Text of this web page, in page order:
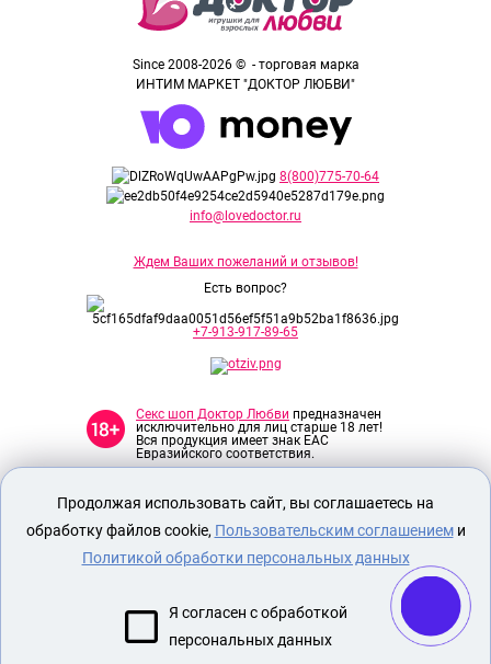
Since 2008-2026 © - торговая марка
ИНТИМ МАРКЕТ "ДОКТОР ЛЮБВИ"
8(800)775-70-64
info@lovedoctor.ru
Ждем Ваших пожеланий и отзывов!
Есть вопрос?
+7-913-917-89-65
Секс шоп Доктор Любви предназначен
исключительно для лиц старше 18 лет!
Вся продукция имеет знак EAC
Евразийского соответствия.
О МАГАЗИНЕ
ОПЛАТА И ДОСТАВКА
СЕКС ИГРУШКИ
НАСАДКА ДЛЯ СТИМУЛЯЦИИ ПЕНИСА
Продолжая использовать сайт, вы соглашаетесь на
обработку файлов cookie, Пользовательским соглашениеми
Политикой обработки персональных данных
Я согласен с обработкой
персональных данных